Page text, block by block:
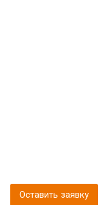
Оставить заявку